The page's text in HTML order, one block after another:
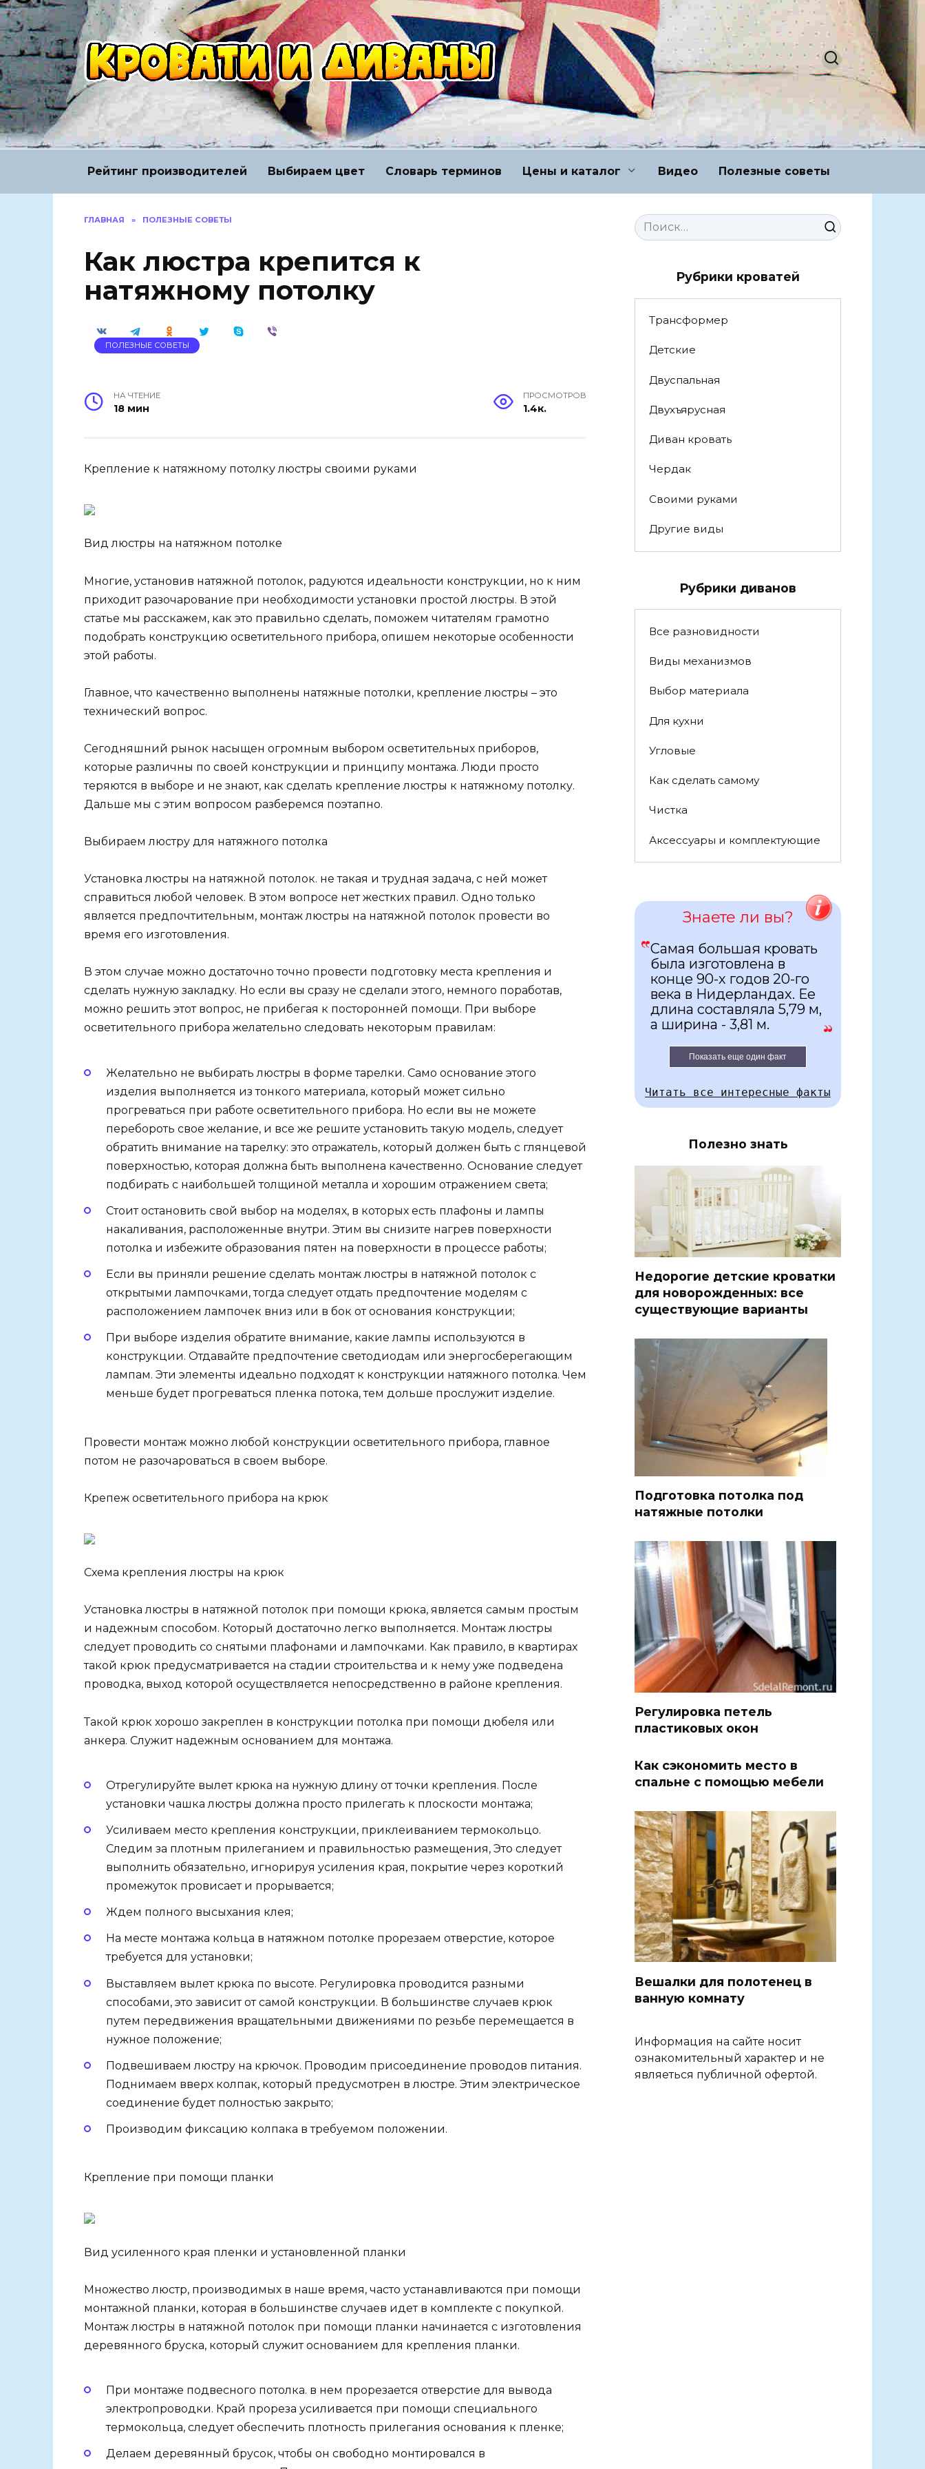
Перейти
к
содержанию
Рейтинг производителей Выбираем цвет Словарь терминов Цены и каталог Видео Полезные советы
ГЛАВНАЯ » ПОЛЕЗНЫЕ СОВЕТЫ
Как люстра крепится к
натяжному потолку
ПОЛЕЗНЫЕ СОВЕТЫ
НА ЧТЕНИЕ
18 мин
ПРОСМОТРОВ
1.4к.
Крепление к натяжному потолку люстры своими руками
Вид люстры на натяжном потолке
Многие, установив натяжной потолок, радуются идеальности конструкции, но к ним
приходит разочарование при необходимости установки простой люстры. В этой
статье мы расскажем, как это правильно сделать, поможем читателям грамотно
подобрать конструкцию осветительного прибора, опишем некоторые особенности
этой работы.
Главное, что качественно выполнены натяжные потолки, крепление люстры – это
технический вопрос.
Сегодняшний рынок насыщен огромным выбором осветительных приборов,
которые различны по своей конструкции и принципу монтажа. Люди просто
теряются в выборе и не знают, как сделать крепление люстры к натяжному потолку.
Дальше мы с этим вопросом разберемся поэтапно.
Выбираем люстру для натяжного потолка
Установка люстры на натяжной потолок. не такая и трудная задача, с ней может
справиться любой человек. В этом вопросе нет жестких правил. Одно только
является предпочтительным, монтаж люстры на натяжной потолок провести во
время его изготовления.
В этом случае можно достаточно точно провести подготовку места крепления и
сделать нужную закладку. Но если вы сразу не сделали этого, немного поработав,
можно решить этот вопрос, не прибегая к посторонней помощи. При выборе
осветительного прибора желательно следовать некоторым правилам:
Желательно не выбирать люстры в форме тарелки. Само основание этого
изделия выполняется из тонкого материала, который может сильно
прогреваться при работе осветительного прибора. Но если вы не можете
перебороть свое желание, и все же решите установить такую модель, следует
обратить внимание на тарелку: это отражатель, который должен быть с глянцевой
поверхностью, которая должна быть выполнена качественно. Основание следует
подбирать с наибольшей толщиной металла и хорошим отражением света;
Стоит остановить свой выбор на моделях, в которых есть плафоны и лампы
накаливания, расположенные внутри. Этим вы снизите нагрев поверхности
потолка и избежите образования пятен на поверхности в процессе работы;
Если вы приняли решение сделать монтаж люстры в натяжной потолок с
открытыми лампочками, тогда следует отдать предпочтение моделям с
расположением лампочек вниз или в бок от основания конструкции;
При выборе изделия обратите внимание, какие лампы используются в
конструкции. Отдавайте предпочтение светодиодам или энергосберегающим
лампам. Эти элементы идеально подходят к конструкции натяжного потолка. Чем
меньше будет прогреваться пленка потока, тем дольше прослужит изделие.
Провести монтаж можно любой конструкции осветительного прибора, главное
потом не разочароваться в своем выборе.
Крепеж осветительного прибора на крюк
Схема крепления люстры на крюк
Установка люстры в натяжной потолок при помощи крюка, является самым простым
и надежным способом. Который достаточно легко выполняется. Монтаж люстры
следует проводить со снятыми плафонами и лампочками. Как правило, в квартирах
такой крюк предусматривается на стадии строительства и к нему уже подведена
проводка, выход которой осуществляется непосредственно в районе крепления.
Такой крюк хорошо закреплен в конструкции потолка при помощи дюбеля или
анкера. Служит надежным основанием для монтажа.
Отрегулируйте вылет крюка на нужную длину от точки крепления. После
установки чашка люстры должна просто прилегать к плоскости монтажа;
Усиливаем место крепления конструкции, приклеиванием термокольцо.
Следим за плотным прилеганием и правильностью размещения, Это следует
выполнить обязательно, игнорируя усиления края, покрытие через короткий
промежуток провисает и прорывается;
Ждем полного высыхания клея;
На месте монтажа кольца в натяжном потолке прорезаем отверстие, которое
требуется для установки;
Выставляем вылет крюка по высоте. Регулировка проводится разными
способами, это зависит от самой конструкции. В большинстве случаев крюк
путем передвижения вращательными движениями по резьбе перемещается в
нужное положение;
Подвешиваем люстру на крючок. Проводим присоединение проводов питания.
Поднимаем вверх колпак, который предусмотрен в люстре. Этим электрическое
соединение будет полностью закрыто;
Производим фиксацию колпака в требуемом положении.
Крепление при помощи планки
Вид усиленного края пленки и установленной планки
Множество люстр, производимых в наше время, часто устанавливаются при помощи
монтажной планки, которая в большинстве случаев идет в комплекте с покупкой.
Монтаж люстры в натяжной потолок при помощи планки начинается с изготовления
деревянного бруска, который служит основанием для крепления планки.
При монтаже подвесного потолка. в нем прорезается отверстие для вывода
электропроводки. Край прореза усиливается при помощи специального
термокольца, следует обеспечить плотность прилегания основания к пленке;
Делаем деревянный брусок, чтобы он свободно монтировался в
Search
for:
Рубрики кроватей
Трансформер
Детские
Двуспальная
Двухъярусная
Диван кровать
Чердак
Своими руками
Другие виды
Рубрики диванов
Все разновидности
Виды механизмов
Выбор материала
Для кухни
Угловые
Как сделать самому
Чистка
Аксессуары и комплектующие
Знаете ли вы?
Самая большая кровать
была изготовлена в
конце 90-х годов 20-го
века в Нидерландах. Ее
длина составляла 5,79 м,
а ширина - 3,81 м.
Показать еще один факт
Читать все интересные факты
Полезно знать
Недорогие детские кроватки
для новорожденных: все
существующие варианты
Подготовка потолка под
натяжные потолки
Регулировка петель
пластиковых окон
Как сэкономить место в
спальне с помощью мебели
Вешалки для полотенец в
ванную комнату
Информация на сайте носит
ознакомительный характер и не
являеться публичной офертой.